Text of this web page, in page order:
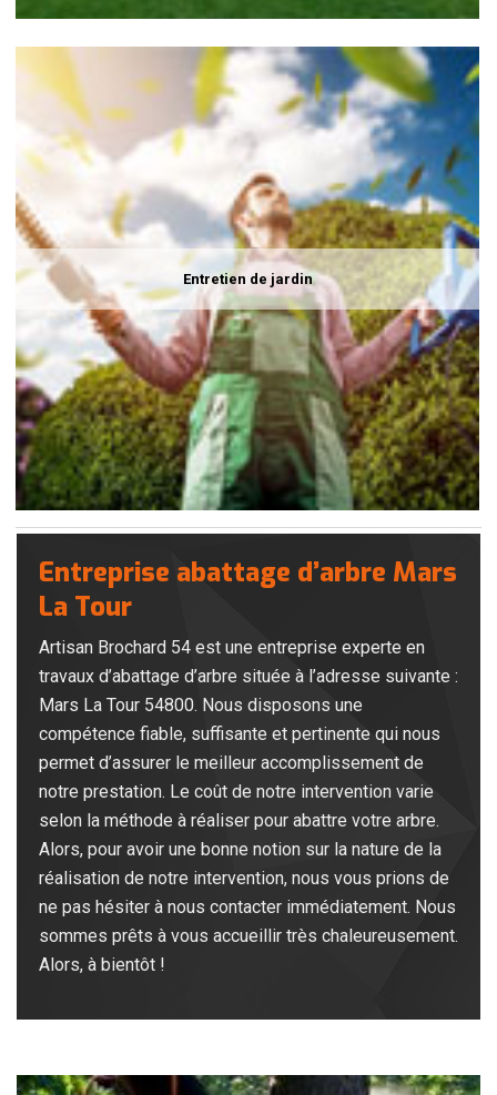
Entretien de jardin
Entreprise abattage d’arbre Mars
La Tour
Artisan Brochard 54 est une entreprise experte en
travaux d’abattage d’arbre située à l’adresse suivante :
Mars La Tour 54800. Nous disposons une
compétence fiable, suffisante et pertinente qui nous
permet d’assurer le meilleur accomplissement de
notre prestation. Le coût de notre intervention varie
selon la méthode à réaliser pour abattre votre arbre.
Alors, pour avoir une bonne notion sur la nature de la
réalisation de notre intervention, nous vous prions de
ne pas hésiter à nous contacter immédiatement. Nous
sommes prêts à vous accueillir très chaleureusement.
Alors, à bientôt !